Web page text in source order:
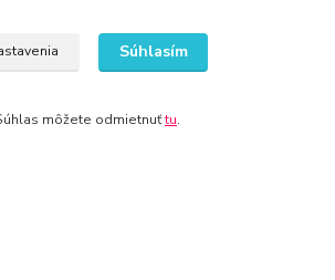
Súhlasím
môžete odmietnuťtu.